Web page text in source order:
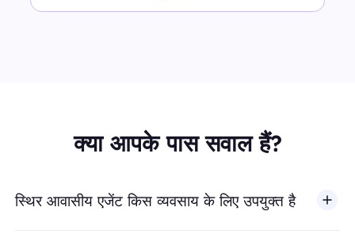
क्या आपके पास सवाल हैं?
स्थिर आवासीय एजेंट किस व्यवसाय के लिए उपयुक्त है